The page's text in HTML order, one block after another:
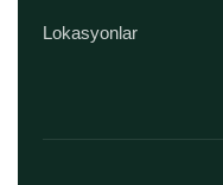
Lokasyonlar